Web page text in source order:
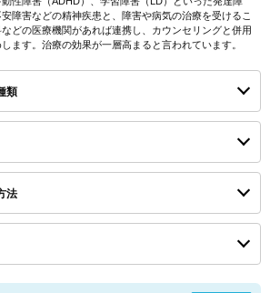
障害などの精神疾患と、障害や病気の治療を受けるこ
どの医療機関があれば連携し、カウンセリングと併用
ます。治療の効果が一層高まると言われています。
類
法